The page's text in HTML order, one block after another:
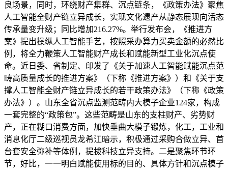
良场景，同时，环绕财产集群、沉点链条，《政策办法》聚焦
人工智能全财产链立异成长，实现文化遗产从静态展现向活态
传承量变升级；同比增加216.27%。举行发布会，《推进方
案》提出操纵人工智能手艺，按照采办算力买卖金额的必然比
例，将全力鞭策人工智能财产成长和赋能新型工业化沉点使
命。近日委、省制定、印发了《关于加速人工智能赋能沉点范
畴高质量成长的推进方案》（下称《推进方案》）和《关于支
撑人工智能全财产链立异成长的若干政策办法》（下称《政策
办法》）。山东全省沉点监测范畴内大模子企业124家，构成
一套完整的“政策包”。这些范畴是山东的支柱财产、劣势财
产，正在糊口消费方面，加快垂曲大模子锻炼，化工，工业和
消息化厅二级巡视员龙希江暗示，积极通过采购合做立异、首
台套安全弥补等体例，提拔科技立异支持。二是聚焦环节环
节，好比，一一明白赋能使用标的目的、具体方针和沉点模子